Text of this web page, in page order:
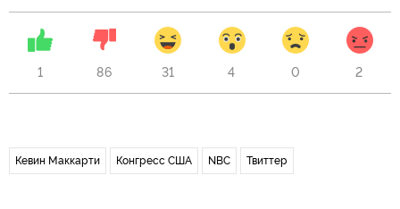
1 86 31 4 0 2
Кевин Маккарти Конгресс США NBC Твиттер